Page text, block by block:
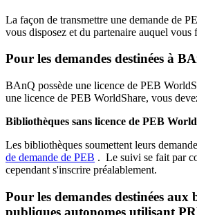
La façon de transmettre une demande de
vous disposez et du partenaire auquel vous
Pour les demandes destinées à
BAnQ possède une licence de PEB
une licence de PEB WorldShare, vous
Bibliothèques sans licence de PEB
Les bibliothèques soumettent leurs
de demande de PEB . Le suivi se fait par
cependant s'inscrire préalablement.
Pour les demandes destinées aux
publiques autonomes utilisant